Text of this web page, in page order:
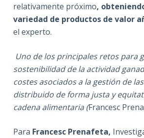
relativamente próximo,
variedad de productos de valor
el experto.
Uno de los principales retos para
sostenibilidad de la actividad
costes asociados a la gestión de
distribuido de forma justa y
cadena alimentaria (Francesc
Para Francesc Prenafeta,